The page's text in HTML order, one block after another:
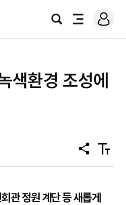
검
전
로
그
색환경 조성에
공
유
텍
스
관 정원 계단 등 새롭게